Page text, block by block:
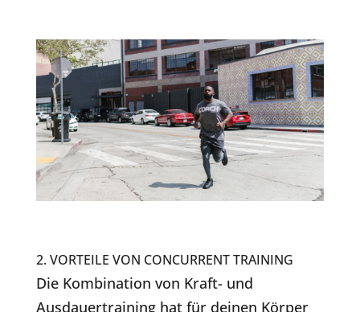
2. VORTEILE VON CONCURRENT TRAINING
Die Kombination von Kraft- und
Ausdauertraining hat für deinen Körper